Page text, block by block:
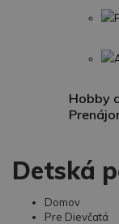
Hobby
Detská
Domov
Pre Dievčatá